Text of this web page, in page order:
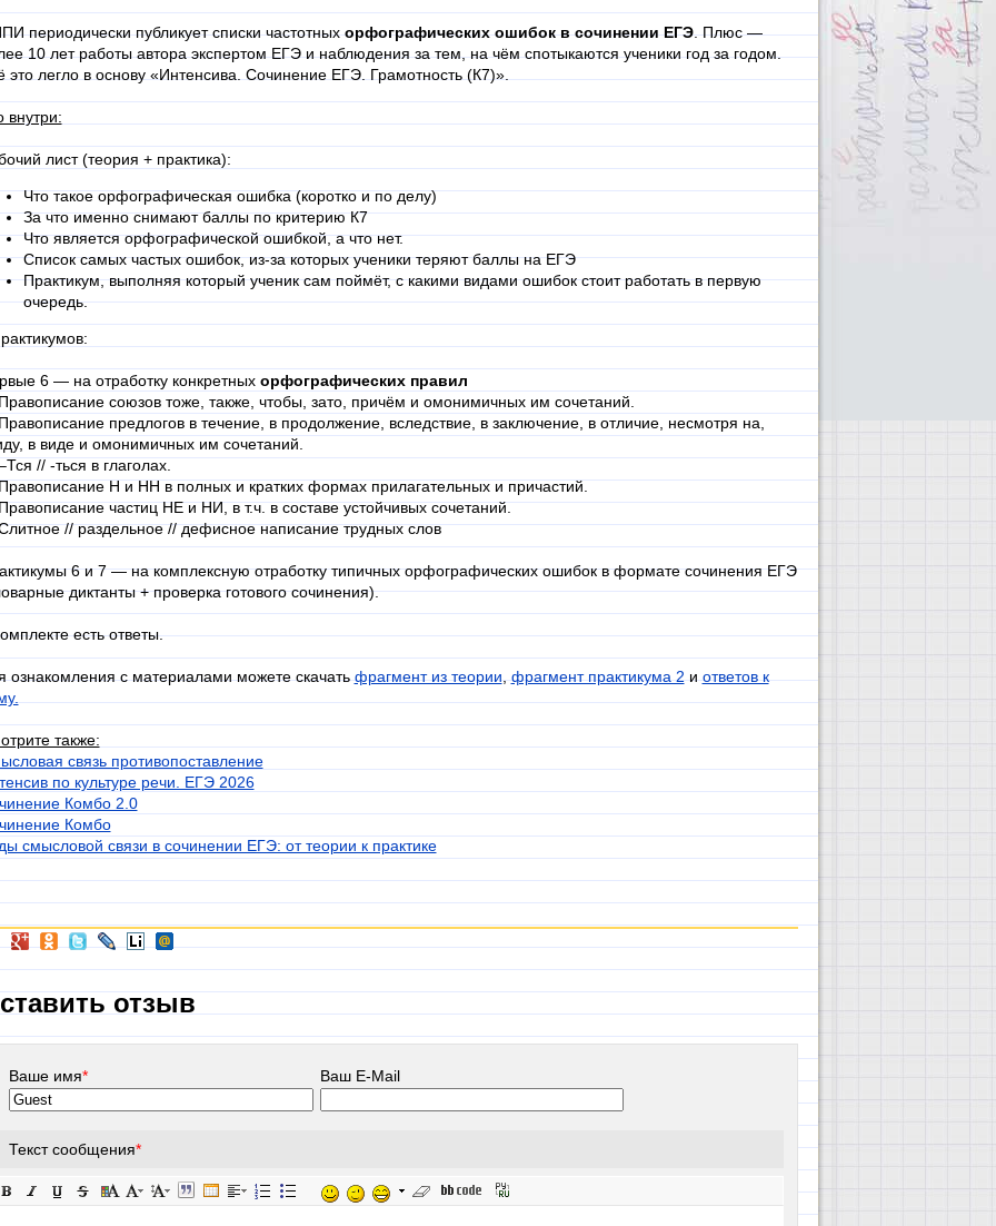
периодически публикует списки частотныхорфографических ошибок в сочинении ЕГЭ. Плюс —
10 лет работы автора экспертом ЕГЭ и наблюдения за тем, на чём спотыкаются ученики год за годом.
это легло в основу «Интенсива. Сочинение ЕГЭ. Грамотность (К7)».
внутри:
лист (теория + практика):
Что такое орфографическая ошибка (коротко и по делу)
За что именно снимают баллы по критерию К7
Что является орфографической ошибкой, а что нет.
Список самых частых ошибок, из-за которых ученики теряют баллы на ЕГЭ
Практикум, выполняя который ученик сам поймёт, с какими видами ошибок стоит работать в первую
очередь.
6 — на отработку конкретных орфографических правил
союзов тоже, также, чтобы, зато, причём и омонимичных им сочетаний.
предлогов в течение, в продолжение, вследствие, в заключение, в отличие, несмотря на,
в виде и омонимичных им сочетаний.
// -ться в глаголах.
Н и НН в полных и кратких формах прилагательных и причастий.
частиц НЕ и НИ, в т.ч. в составе устойчивых сочетаний.
// раздельное // дефисное написание трудных слов
6 и 7 — на комплексную отработку типичных орфографических ошибок в формате сочинения ЕГЭ
диктанты + проверка готового сочинения).
есть ответы.
ознакомления с материалами можете скачатьфрагмент из теории,фрагмент практикума 2иответов к
также:
связь противопоставление
по культуре речи. ЕГЭ 2026
Комбо 2.0
Комбо
смысловой связи в сочинении ЕГЭ: от теории к практике
отзыв
Ваше имя* Ваш E-Mail
Текст сообщения*